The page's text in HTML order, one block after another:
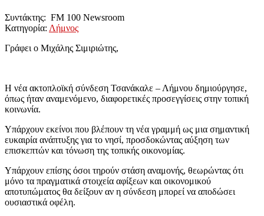
Συντάκτης: FM 100 Newsroom
Κατηγορία: Λήμνος
Γράφει ο Μιχάλης Σιμιριώτης,
Η νέα ακτοπλοϊκή σύνδεση Τσανάκαλε – Λήμνου δημιούργησε,
όπως ήταν αναμενόμενο, διαφορετικές προσεγγίσεις στην τοπική
κοινωνία.
Υπάρχουν εκείνοι που βλέπουν τη νέα γραμμή ως μια σημαντική
ευκαιρία ανάπτυξης για το νησί, προσδοκώντας αύξηση των
επισκεπτών και τόνωση της τοπικής οικονομίας.
Υπάρχουν επίσης όσοι τηρούν στάση αναμονής, θεωρώντας ότι
μόνο τα πραγματικά στοιχεία αφίξεων και οικονομικού
αποτυπώματος θα δείξουν αν η σύνδεση μπορεί να αποδώσει
ουσιαστικά οφέλη.